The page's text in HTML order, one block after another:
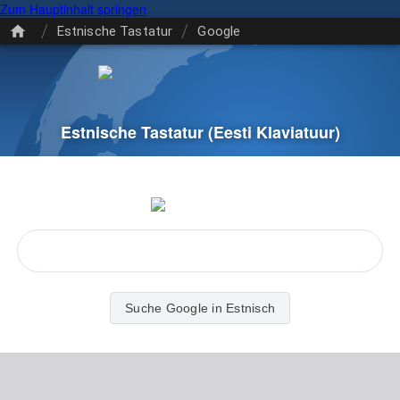
Zum Hauptinhalt springen
/ Estnische Tastatur / Google
Estnische Tastatur(Eesti Klaviatuur)
Suche Google in Estnisch